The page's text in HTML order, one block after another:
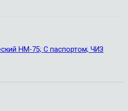
НМ-75; С паспортом; ЧИЗ